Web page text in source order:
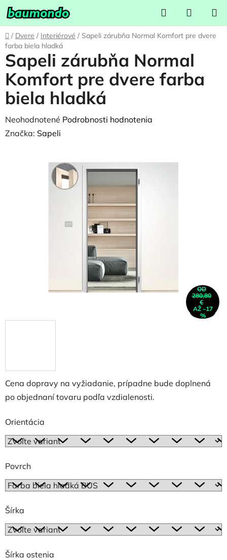
Prejsť
na
obsah
Hľadať
KOŠÍK
Domov
/ Dvere / Interiérové / Sapeli zárubňa Normal Komfort pre dvere
farba biela hladká
Cena dopravy na vyžiadanie, prípadne bude doplnená
po objednaní tovaru podľa vzdialenosti.
Orientácia
Povrch
Šírka
Šírka ostenia
Sapeli zárubňa Normal
Komfort pre dvere farba
biela hladká
Priemerné
hodnotenie
Neohodnotené Podrobnosti hodnotenia
Značka: Sapeli
OD
280,80
€
AŽ –17
%